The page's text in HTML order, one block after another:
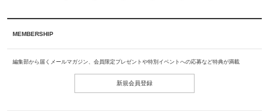
MEMBERSHIP
編集部から届くメールマガジン、会員限定プレゼントや特別イベントへの応募など特典が満載
新規会員登録